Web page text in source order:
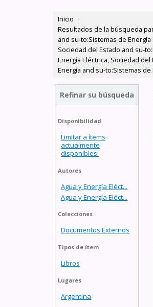
Inicio ›
Resultados de la búsqueda
and su-to:Sistemas de
Sociedad del Estado and su-
Energía Eléctrica, Sociedad
Energía and su-to:Sistemas
Refinar su búsqueda
Disponibilidad
Limitar a ítems
actualmente
disponibles.
Autores
Agua y Energía Eléct...
Agua y Energía Eléct...
Colecciones
Documentos Externos
Tipos de ítem
Libros
Lugares
Argentina